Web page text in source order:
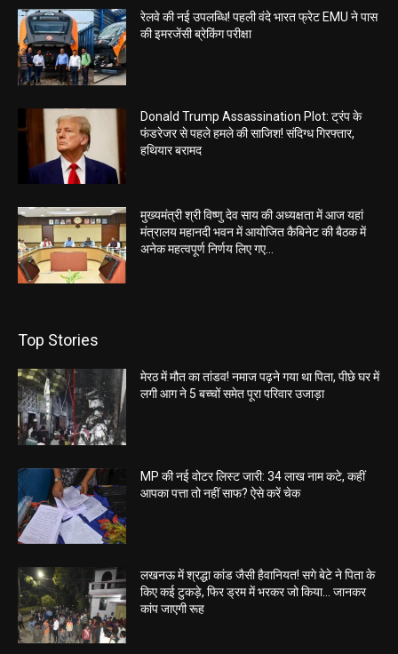
रेलवे की नई उपलब्धि! पहली वंदे भारत फ्रेट EMU ने पास
की इमरजेंसी ब्रेकिंग परीक्षा
Donald Trump Assassination Plot: ट्रंप के
फंडरेजर से पहले हमले की साजिश! संदिग्ध गिरफ्तार,
हथियार बरामद
मुख्यमंत्री श्री विष्णु देव साय की अध्यक्षता में आज यहां
मंत्रालय महानदी भवन में आयोजित कैबिनेट की बैठक में
अनेक महत्वपूर्ण निर्णय लिए गए...
Top Stories
मेरठ में मौत का तांडव! नमाज पढ़ने गया था पिता, पीछे घर में
लगी आग ने 5 बच्चों समेत पूरा परिवार उजाड़ा
MP की नई वोटर लिस्ट जारी: 34 लाख नाम कटे, कहीं
आपका पत्ता तो नहीं साफ? ऐसे करें चेक
लखनऊ में श्रद्धा कांड जैसी हैवानियत! सगे बेटे ने पिता के
किए कई टुकड़े, फिर ड्रम में भरकर जो किया… जानकर
कांप जाएगी रूह